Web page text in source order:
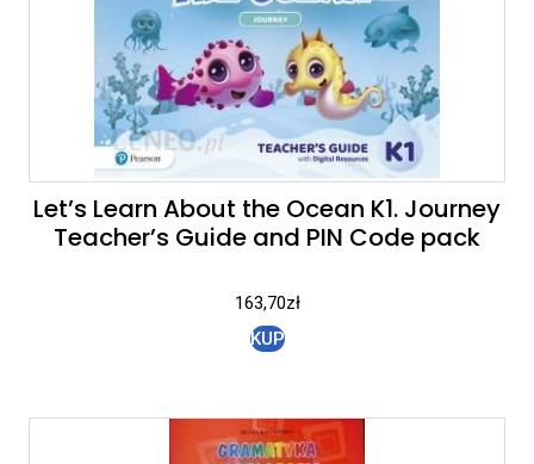
Let’s Learn About the Ocean K1. Journey
Teacher’s Guide and PIN Code pack
163,70zł
KUP